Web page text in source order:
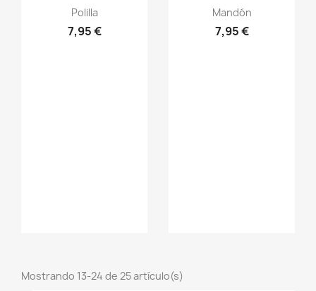
Vista rápida
Polilla
7,95 €
Vista rápida
Mandón
7,95 €
Mostrando 13-24 de 25 artículo(s)